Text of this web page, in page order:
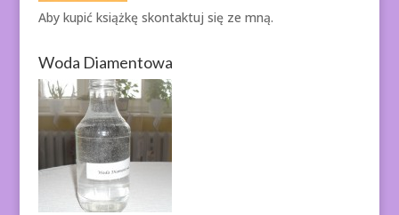
Aby kupić książkę skontaktuj się ze mną.
Woda Diamentowa